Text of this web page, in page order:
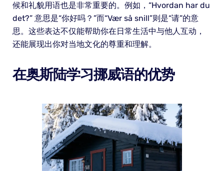
候和礼貌用语也是非常重要的。例如，“Hvordan har du
det?” 意思是“你好吗？”而“Vær så snill”则是“请”的意
思。这些表达不仅能帮助你在日常生活中与他人互动，
还能展现出你对当地文化的尊重和理解。
在奥斯陆学习挪威语的优势